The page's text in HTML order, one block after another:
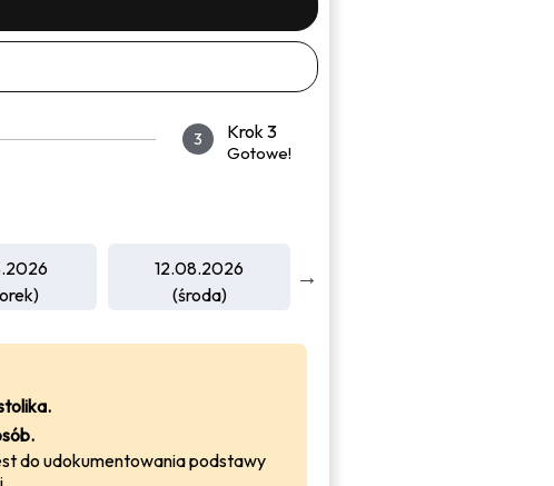
Krok 3
Gotowe!
3
12.08.2026
(środa)
do udokumentowania podstawy